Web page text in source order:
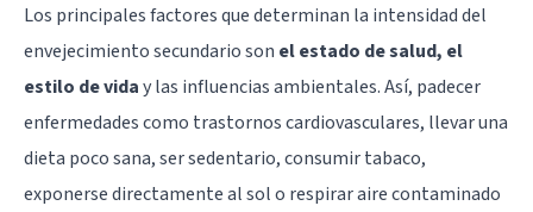
Los principales factores que determinan la intensidad del
envejecimiento secundario son el estado de salud, el
estilo de viday las influencias ambientales. Así, padecer
enfermedades como trastornos cardiovasculares, llevar una
dieta poco sana, ser sedentario, consumir tabaco,
exponerse directamente al sol o respirar aire contaminado